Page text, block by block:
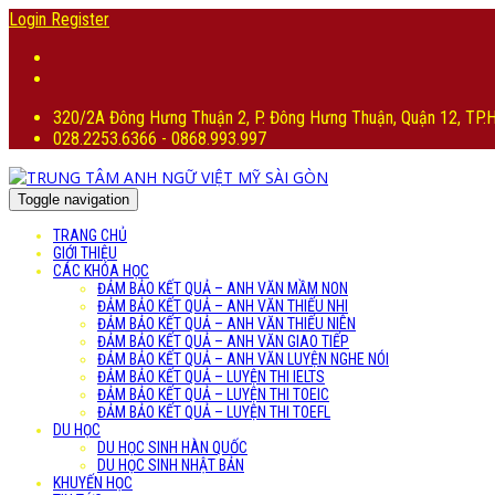
Login Register
320/2A Đông Hưng Thuận 2, P. Đông Hưng Thuận, Quận 12,
028.2253.6366 - 0868.993.997
Toggle navigation
TRANG CHỦ
GIỚI THIỆU
CÁC KHÓA HỌC
ĐẢM BẢO KẾT QUẢ – ANH VĂN MẦM NON
ĐẢM BẢO KẾT QUẢ – ANH VĂN THIẾU NHI
ĐẢM BẢO KẾT QUẢ – ANH VĂN THIẾU NIÊN
ĐẢM BẢO KẾT QUẢ – ANH VĂN GIAO TIẾP
ĐẢM BẢO KẾT QUẢ – ANH VĂN LUYỆN NGHE NÓI
ĐẢM BẢO KẾT QUẢ – LUYỆN THI IELTS
ĐẢM BẢO KẾT QUẢ – LUYỆN THI TOEIC
ĐẢM BẢO KẾT QUẢ – LUYỆN THI TOEFL
DU HỌC
DU HỌC SINH HÀN QUỐC
DU HỌC SINH NHẬT BẢN
KHUYẾN HỌC